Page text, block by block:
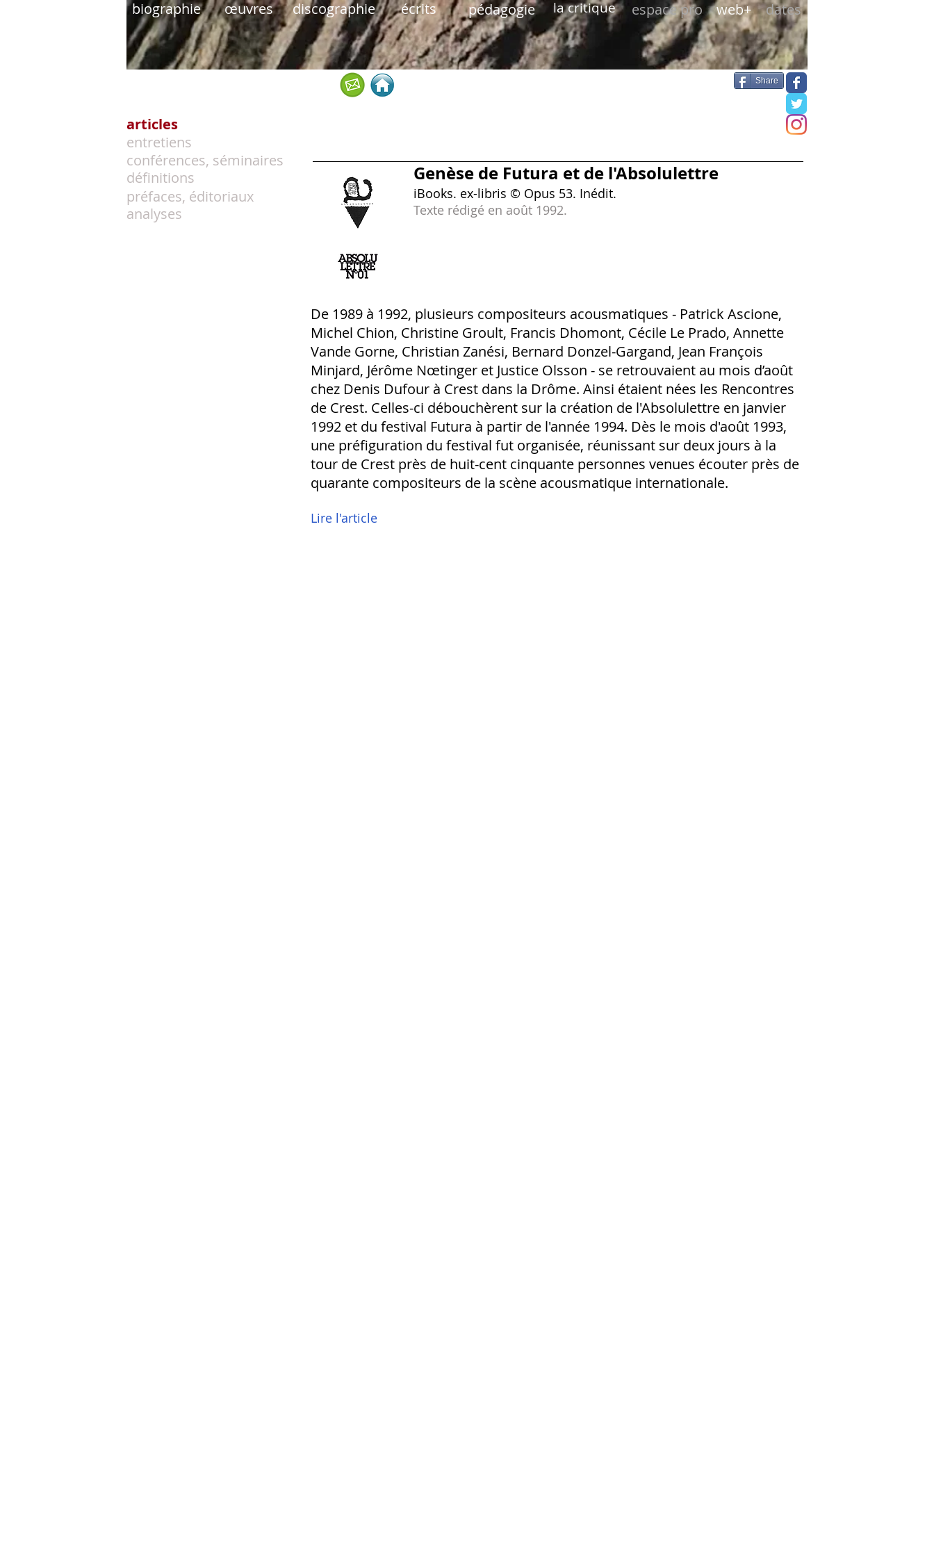
Share
biographie œuvres discographie écrits pédagogie la critique espace pro web+ dates
articles
entretiens
conférences, séminaires
définitions
préfaces, éditoriaux
analyses
Genèse de Futura et de l'Absolulettre
iBooks. ex-libris © Opus 53. Inédit.
Texte rédigé en août 1992.
De 1989 à 1992, plusieurs compositeurs acousmatiques - Patrick Ascione,
Michel Chion, Christine Groult, Francis Dhomont, Cécile Le Prado, Annette
Vande Gorne, Christian Zanési, Bernard Donzel-Gargand, Jean François
Minjard, Jérôme Nœtinger et Justice Olsson - se retrouvaient au mois d’août
chez Denis Dufour à Crest dans la Drôme. Ainsi étaient nées les Rencontres
de Crest. Celles-ci débouchèrent sur la création de l'Absolulettre en janvier
1992 et du festival Futura à partir de l'année 1994. Dès le mois d'août 1993,
une préfiguration du festival fut organisée, réunissant sur deux jours à la
tour de Crest près de huit-cent cinquante personnes venues écouter près de
quarante compositeurs de la scène acousmatique internationale.
Lire l'article